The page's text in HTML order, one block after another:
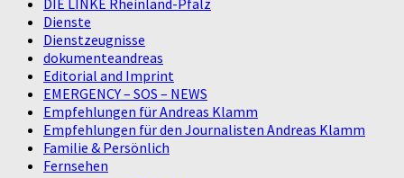
Dienste
Dienstzeugnisse
dokumenteandreas
Editorial and Imprint
EMERGENCY – SOS – NEWS
Empfehlungen für Andreas Klamm
Empfehlungen für den Journalisten Andreas Klamm
Familie & Persönlich
Fernsehen